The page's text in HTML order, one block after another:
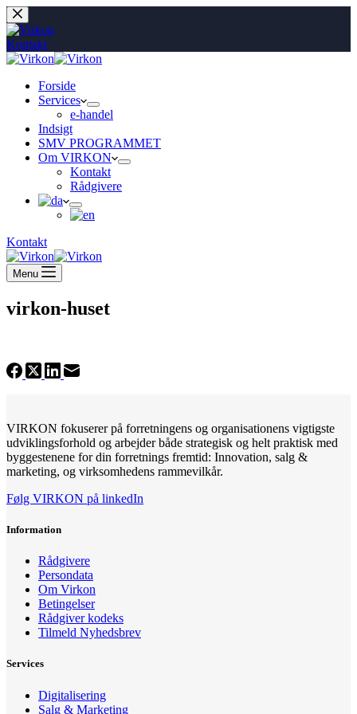
Fortsæt
til
indhold
Kontakt
Forside
Services
e-handel
Indsigt
SMV PROGRAMMET
Om VIRKON
Kontakt
Rådgivere
Kontakt
Menu
virkon-huset
VIRKON fokuserer på forretningens og organisationens vigtigste
udviklingsforhold og arbejder både strategisk og helt praktisk med
byggestenene for din forretnings fremtid: Innovation, salg &
marketing, og virksomhedens rammevilkår.
Følg VIRKON på linkedIn
Information
Rådgivere
Persondata
Om Virkon
Betingelser
Rådgiver kodeks
Tilmeld Nyhedsbrev
Services
Digitalisering
Salg & Marketing